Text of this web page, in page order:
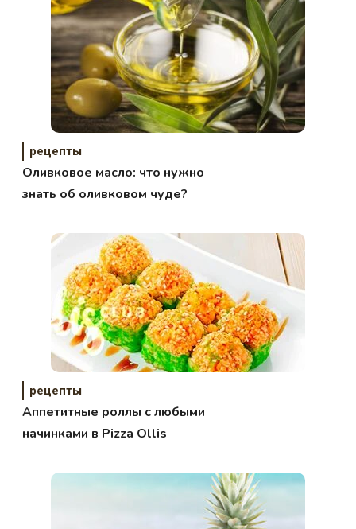
рецепты
Оливковое масло: что нужно
знать об оливковом чуде?
рецепты
Аппетитные роллы с любыми
начинками в Pizza Ollis